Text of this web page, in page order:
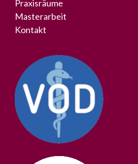
Praxisräume
Masterarbeit
Kontakt